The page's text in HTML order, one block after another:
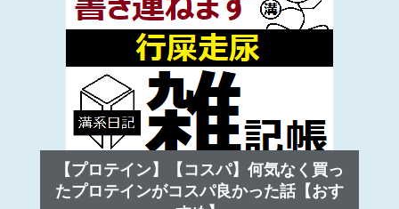
【プロテイン】【コスパ】何気なく買っ
たプロテインがコスパ良かった話【おす
すめ】